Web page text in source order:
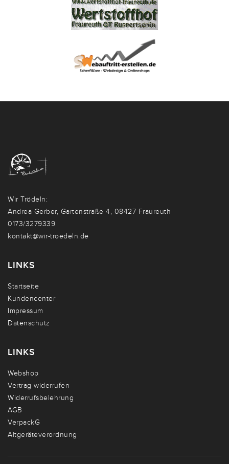
Wir Trödeln:
Andrea Gerber, Gartenstraße 4, 08427 Fraureuth
0173/3279339
kontakt@wir-troedeln.de
LINKS
Startseite
Kundencenter
Impressum
Datenschutz
LINKS
Webshop
Vertrag widerrufen
Widerrufsbelehrung
AGB
VerpackG
Altgeräteverordnung